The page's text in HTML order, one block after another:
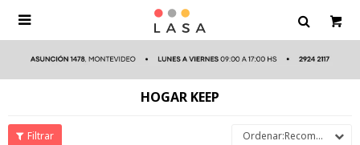

HOGAR KEEP
Recomendados